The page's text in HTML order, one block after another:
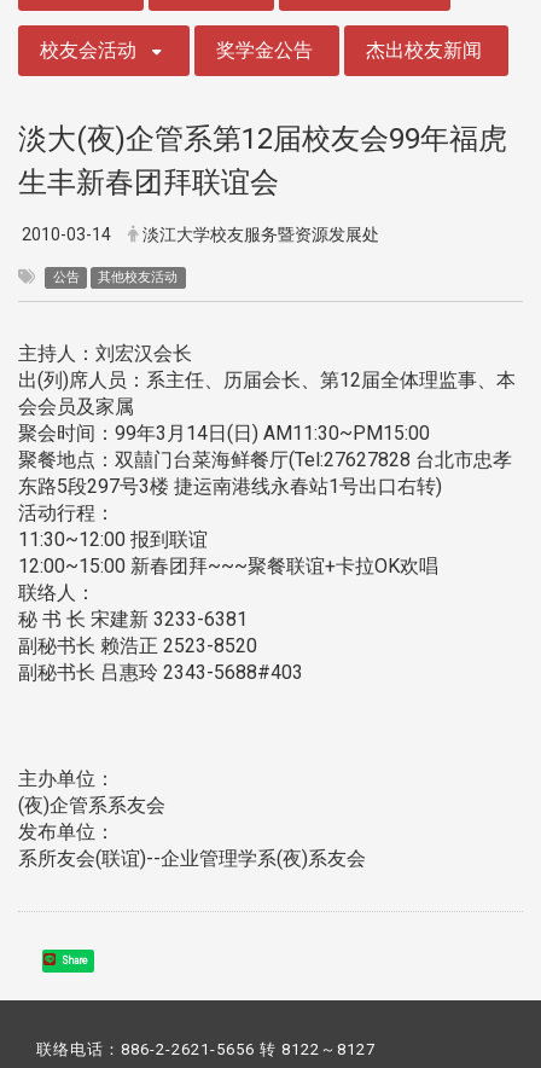
校友会活动 奖学金公告 杰出校友新闻
淡大(夜)企管系第12届校友会99年福虎
生丰新春团拜联谊会
2010-03-14 淡江大学校友服务暨资源发展处
公告 其他校友活动
主持人：刘宏汉会长
出(列)席人员：系主任、历届会长、第12届全体理监事、本
会会员及家属
聚会时间：99年3月14日(日) AM11:30~PM15:00
聚餐地点：双囍门台菜海鲜餐厅(Tel:27627828 台北市忠孝
东路5段297号3楼 捷运南港线永春站1号出口右转)
活动行程：
11:30~12:00 报到联谊
12:00~15:00 新春团拜~~~聚餐联谊+卡拉OK欢唱
联络人：
秘 书 长 宋建新 3233-6381
副秘书长 赖浩正 2523-8520
副秘书长 吕惠玲 2343-5688#403
主办单位：
(夜)企管系系友会
发布单位：
系所友会(联谊)--企业管理学系(夜)系友会
Share
联络电话：886-2-2621-5656 转 8122～8127